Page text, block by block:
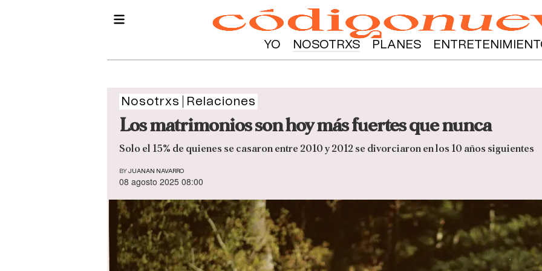
YO NOSOTRXS PLANES
Nosotrxs Relaciones
Los matrimonios son hoy más fuertes que nunca
Solo el 15% de quienes se casaron entre 2010 y 2012 se divorciaron en los 10 años siguientes
BY JUANAN NAVARRO
08 agosto 2025 08:00